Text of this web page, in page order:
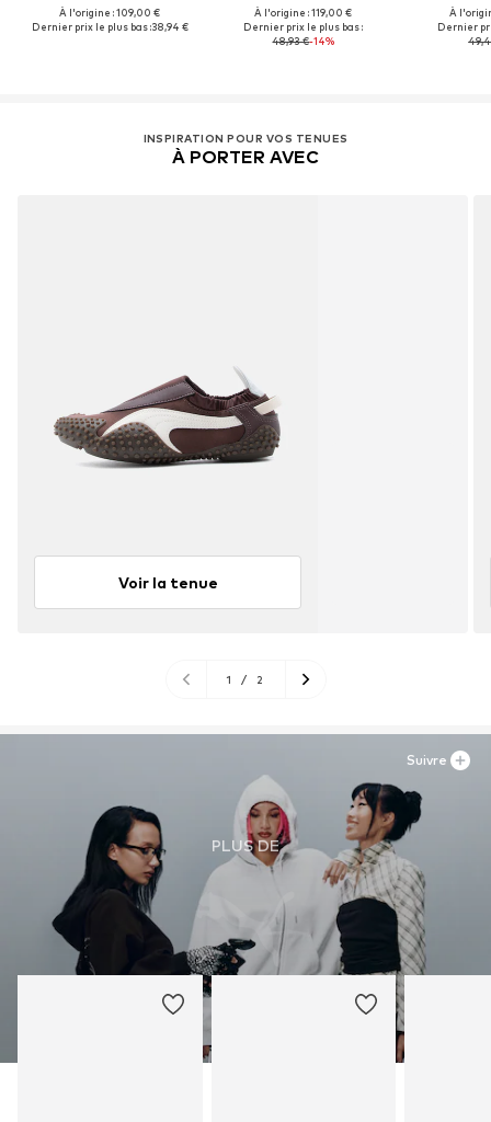
À l'origine : 109,00 €
Dernier prix le plus bas :38,94 €
À l'origine : 119,00 €
Dernier prix le plus bas :
48,93 €-14%
À
Dernier
INSPIRATION POUR VOS TENUES
À PORTER AVEC
Voir la tenue
1 / 2
PLUS DE
Suivre